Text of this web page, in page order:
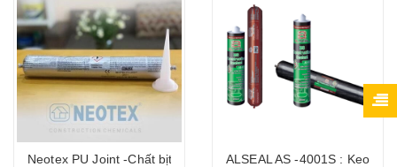
Neotex PU Joint -Chất bịt kín gốc PolyurethaneALSEAL AS -4001S : Keo